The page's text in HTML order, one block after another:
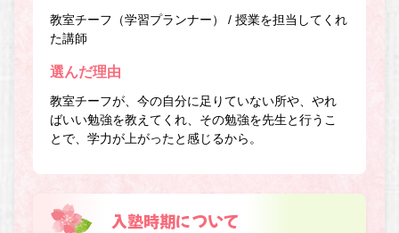
教室チーフ（学習プランナー） / 授業を担当してくれ
た講師
選んだ理由
教室チーフが、今の自分に足りていない所や、やれ
ばいい勉強を教えてくれ、その勉強を先生と行うこ
とで、学力が上がったと感じるから。
入塾時期について